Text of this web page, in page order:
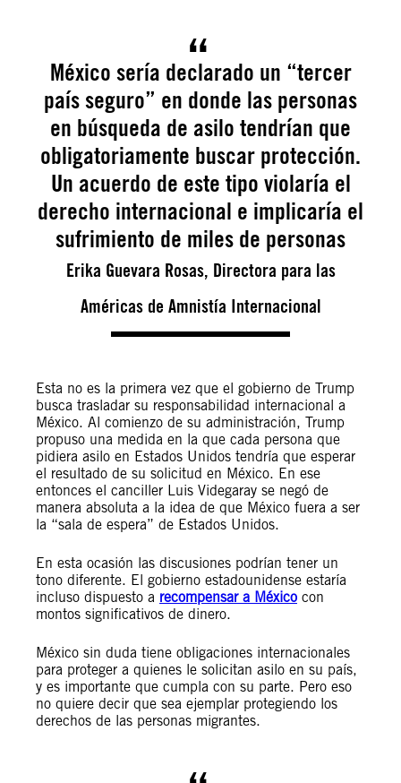
México sería declarado un “tercer
país seguro” en donde las personas
en búsqueda de asilo tendrían que
obligatoriamente buscar protección.
Un acuerdo de este tipo violaría el
derecho internacional e implicaría el
sufrimiento de miles de personas
Erika Guevara Rosas, Directora para las
Américas de Amnistía Internacional
Esta no es la primera vez que el gobierno de Trump
busca trasladar su responsabilidad internacional a
México. Al comienzo de su administración, Trump
propuso una medida en la que cada persona que
pidiera asilo en Estados Unidos tendría que esperar
el resultado de su solicitud en México. En ese
entonces el canciller Luis Videgaray se negó de
manera absoluta a la idea de que México fuera a ser
la “sala de espera” de Estados Unidos.
En esta ocasión las discusiones podrían tener un
tono diferente. El gobierno estadounidense estaría
incluso dispuesto a recompensar a México con
montos significativos de dinero.
México sin duda tiene obligaciones internacionales
para proteger a quienes le solicitan asilo en su país,
y es importante que cumpla con su parte. Pero eso
no quiere decir que sea ejemplar protegiendo los
derechos de las personas migrantes.